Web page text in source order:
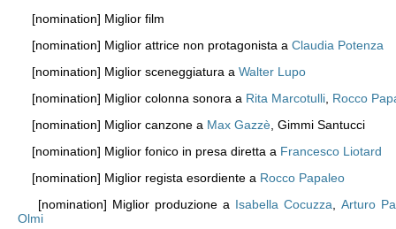
[nomination] Miglior film
[nomination] Miglior attrice non protagonista a Claudia Potenza
[nomination] Miglior sceneggiatura a Walter Lupo
[nomination] Miglior colonna sonora a Rita Marcotulli, Rocco
[nomination] Miglior canzone a Max Gazzè, Gimmi Santucci
[nomination] Miglior fonico in presa diretta a Francesco Liotard
[nomination] Miglior regista esordiente a Rocco Papaleo
[nomination] Miglior produzione a Isabella Cocuzza ,Arturo
Olmi